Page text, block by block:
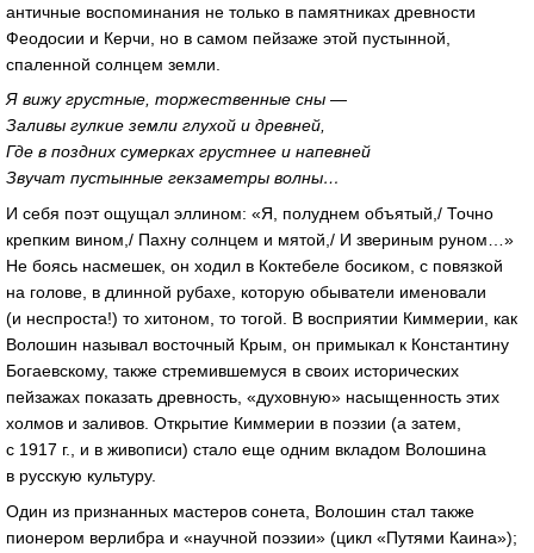
античные воспоминания не только в памятниках древности
Феодосии и Керчи, но в самом пейзаже этой пустынной,
спаленной солнцем земли.
Я вижу грустные, торжественные сны —
Заливы гулкие земли глухой и древней,
Где в поздних сумерках грустнее и напевней
Звучат пустынные гекзаметры волны…
И себя поэт ощущал эллином: «Я, полуднем объятый,/ Точно
крепким вином,/ Пахну солнцем и мятой,/ И звериным руном…»
Не боясь насмешек, он ходил в Коктебеле босиком, с повязкой
на голове, в длинной рубахе, которую обыватели именовали
(и неспроста!) то хитоном, то тогой. В восприятии Киммерии, как
Волошин называл восточный Крым, он примыкал к Константину
Богаевскому, также стремившемуся в своих исторических
пейзажах показать древность, «духовную» насыщенность этих
холмов и заливов. Открытие Киммерии в поэзии (а затем,
с 1917 г., и в живописи) стало еще одним вкладом Волошина
в русскую культуру.
Один из признанных мастеров сонета, Волошин стал также
пионером верлибра и «научной поэзии» (цикл «Путями Каина»);